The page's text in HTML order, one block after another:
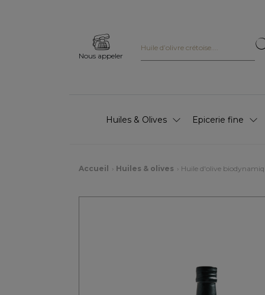
Nous appeler
Huiles & Olives Epicerie fine
Accueil Huiles & olives Huile d'olive